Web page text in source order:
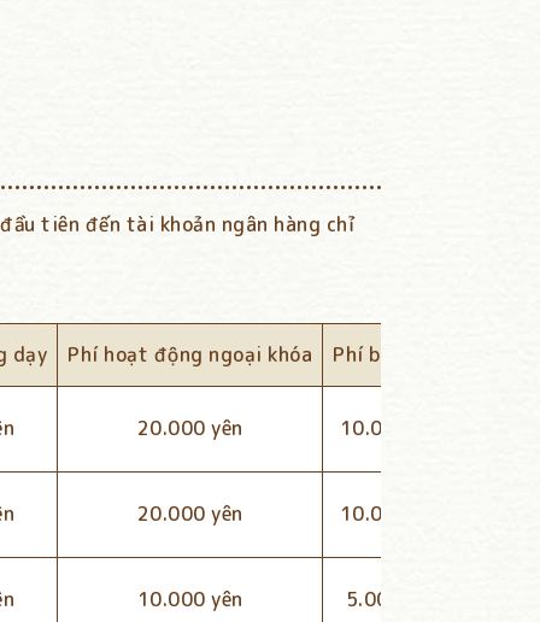
tiên đến tài khoản ngân hàng chỉ
dạy Phí hoạt động ngoại khóa Phí bảo hiểm
20.000 yên 10.000 yên
20.000 yên 10.000 yên
10.000 yên 5.000 yên